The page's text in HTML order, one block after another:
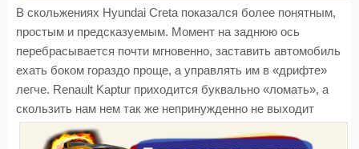
В скольжениях Hyundai Creta показался более понятным,
простым и предсказуемым. Момент на заднюю ось
перебрасывается почти мгновенно, заставить автомобиль
ехать боком гораздо проще, а управлять им в «дрифте»
легче. Renault Kaptur приходится буквально «ломать», а
скользить нам нем так же непринужденно не выходит